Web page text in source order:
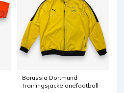
Borussia Dortmund
Trainingsjacke onefootball